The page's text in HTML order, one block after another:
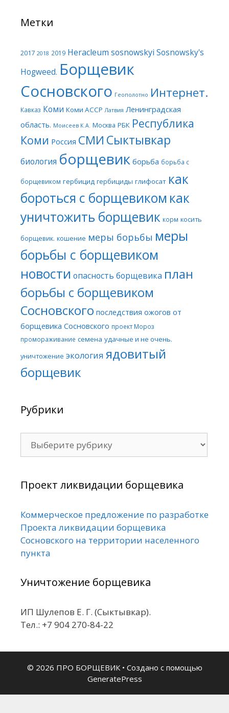
Метки
2017 2018 2019 Heracleum sosnowskyi Sosnowsky's
Hogweed. Борщевик
Сосновского Геополотно Интернет.
Кавказ Коми Коми АССР Латвия Ленинградская
область. Моисеев К.А. Москва РБК Республика
Коми Россия СМИ Сыктывкар
биология борщевик борьба борьба с
борщевиком гербицид гербициды глифосат как
бороться с борщевиком как
уничтожить борщевик корм косить
борщевик. кошение меры борьбы меры
борьбы с борщевиком
новости опасность борщевика план
борьбы с борщевиком
Сосновского последствия ожогов от
борщевика Сосновского проект Мороз
промораживание семена удачные и не очень.
уничтожение экология ядовитый
борщевик
Рубрики
Рубрики
Проект ликвидации борщевика
Коммерческое предложение по разработке
Проекта ликвидации борщевика
Сосновского на территории населенного
пункта
Уничтожение борщевика
ИП Шулепов Е. Г. (Сыктывкар).
Тел.: +7 904 270-84-22
© 2026 ПРО БОРЩЕВИК• Создано с помощью
GeneratePress